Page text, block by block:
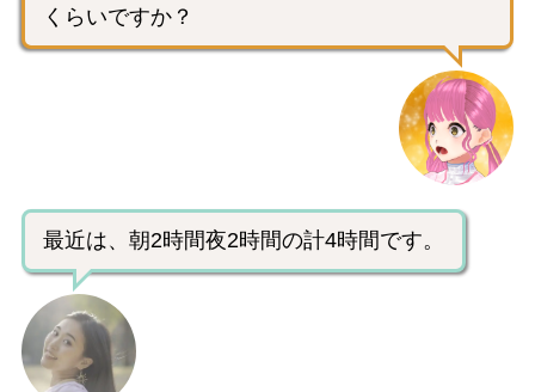
くらいですか？
最近は、朝2時間夜2時間の計4時間です。